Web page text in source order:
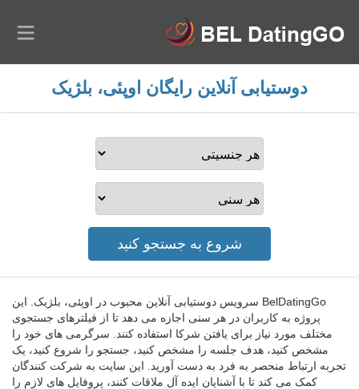
دوستیابی آنلاین رایگان اوپئی، بلژیک
BelDatingGo سرویس دوستیابی آنلاین محبوب در اوپئی، بلژیک. این
پروژه به کاربران در هر سنی اجازه می دهد تا از فیلترهای جستجوی
مختلف مورد نیاز برای یافتن شرکا استفاده کنند. سرگرمی های خود را
مشخص کنید، هدف جلسه را مشخص کنید، جستجو را شروع کنید، یک
تجربه ارتباط منحصر به فرد به دست آورید. این سایت به شرکت کنندگان
کمک می کند تا با آشنایان ایده آل ملاقات کنند، پروفایل های لازم را